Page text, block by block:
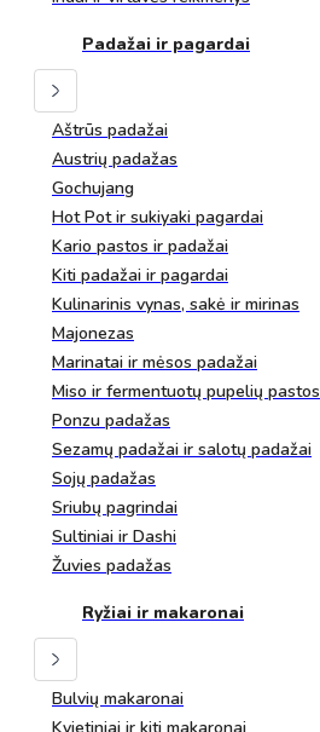
Padažai ir pagardai
Aštrūs padažai
Austrių padažas
Gochujang
Hot Pot ir sukiyaki pagardai
Kario pastos ir padažai
Kiti padažai ir pagardai
Kulinarinis vynas, sakė ir mirinas
Majonezas
Marinatai ir mėsos padažai
Miso ir fermentuotų pupelių pastos
Ponzu padažas
Sezamų padažai ir salotų padažai
Sojų padažas
Sriubų pagrindai
Sultiniai ir Dashi
Žuvies padažas
Ryžiai ir makaronai
Bulvių makaronai